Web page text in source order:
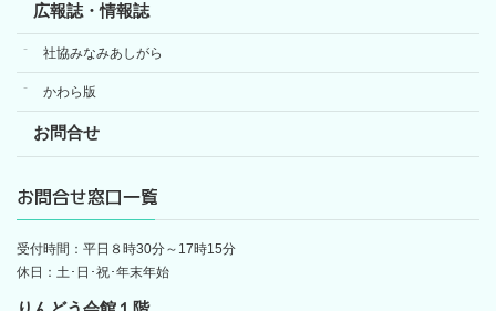
広報誌・情報誌
社協みなみあしがら
かわら版
お問合せ
お問合せ窓口一覧
受付時間：平日８時30分～17時15分
休日：土･日･祝･年末年始